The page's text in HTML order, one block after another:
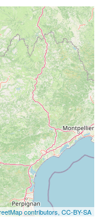
contributors, CC-BY-SA